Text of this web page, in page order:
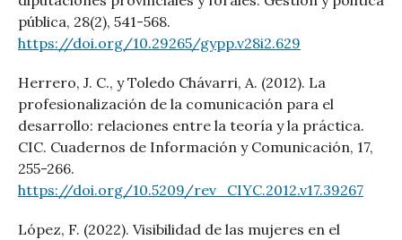
pública, 28(2), 541-568.
https://doi.org/10.29265/gypp.v28i2.629
Herrero, J. C., y Toledo Chávarri, A. (2012). La
profesionalización de la comunicación para el
desarrollo: relaciones entre la teoría y la práctica.
CIC. Cuadernos de Información y Comunicación, 17,
255-266.
https://doi.org/10.5209/rev_CIYC.2012.v17.39267
López, F. (2022). Visibilidad de las mujeres en el